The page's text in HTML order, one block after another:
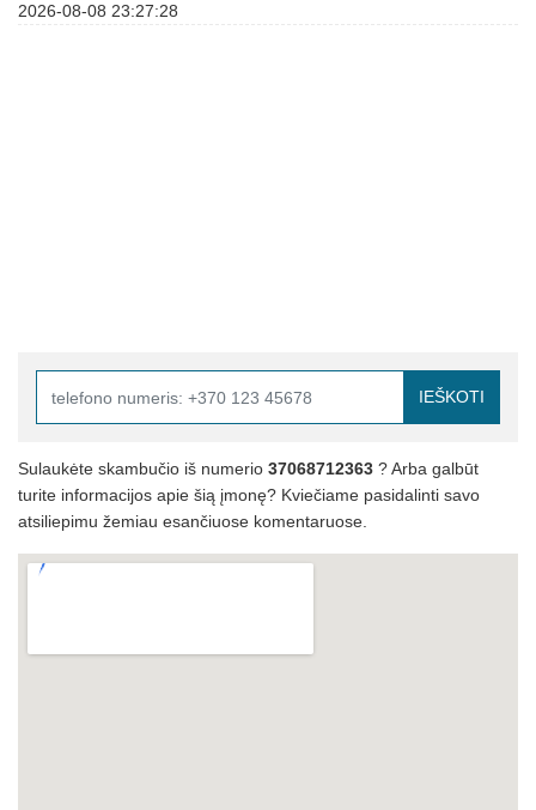
2026-08-08 23:27:28
IEŠKOTI
Sulaukėte skambučio iš numerio 37068712363 ? Arba galbūt
turite informacijos apie šią įmonę? Kviečiame pasidalinti savo
atsiliepimu žemiau esančiuose komentaruose.